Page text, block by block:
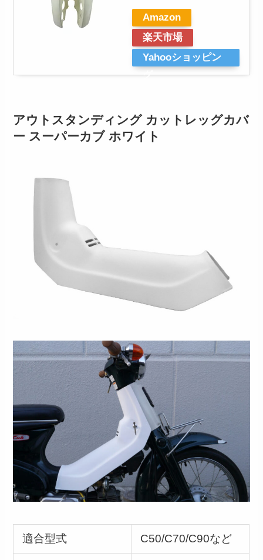
Amazon
楽天市場
Yahooショッピン
グ
アウトスタンディング カットレッグカバ
ー スーパーカブ ホワイト
適合型式 C50/C70/C90など